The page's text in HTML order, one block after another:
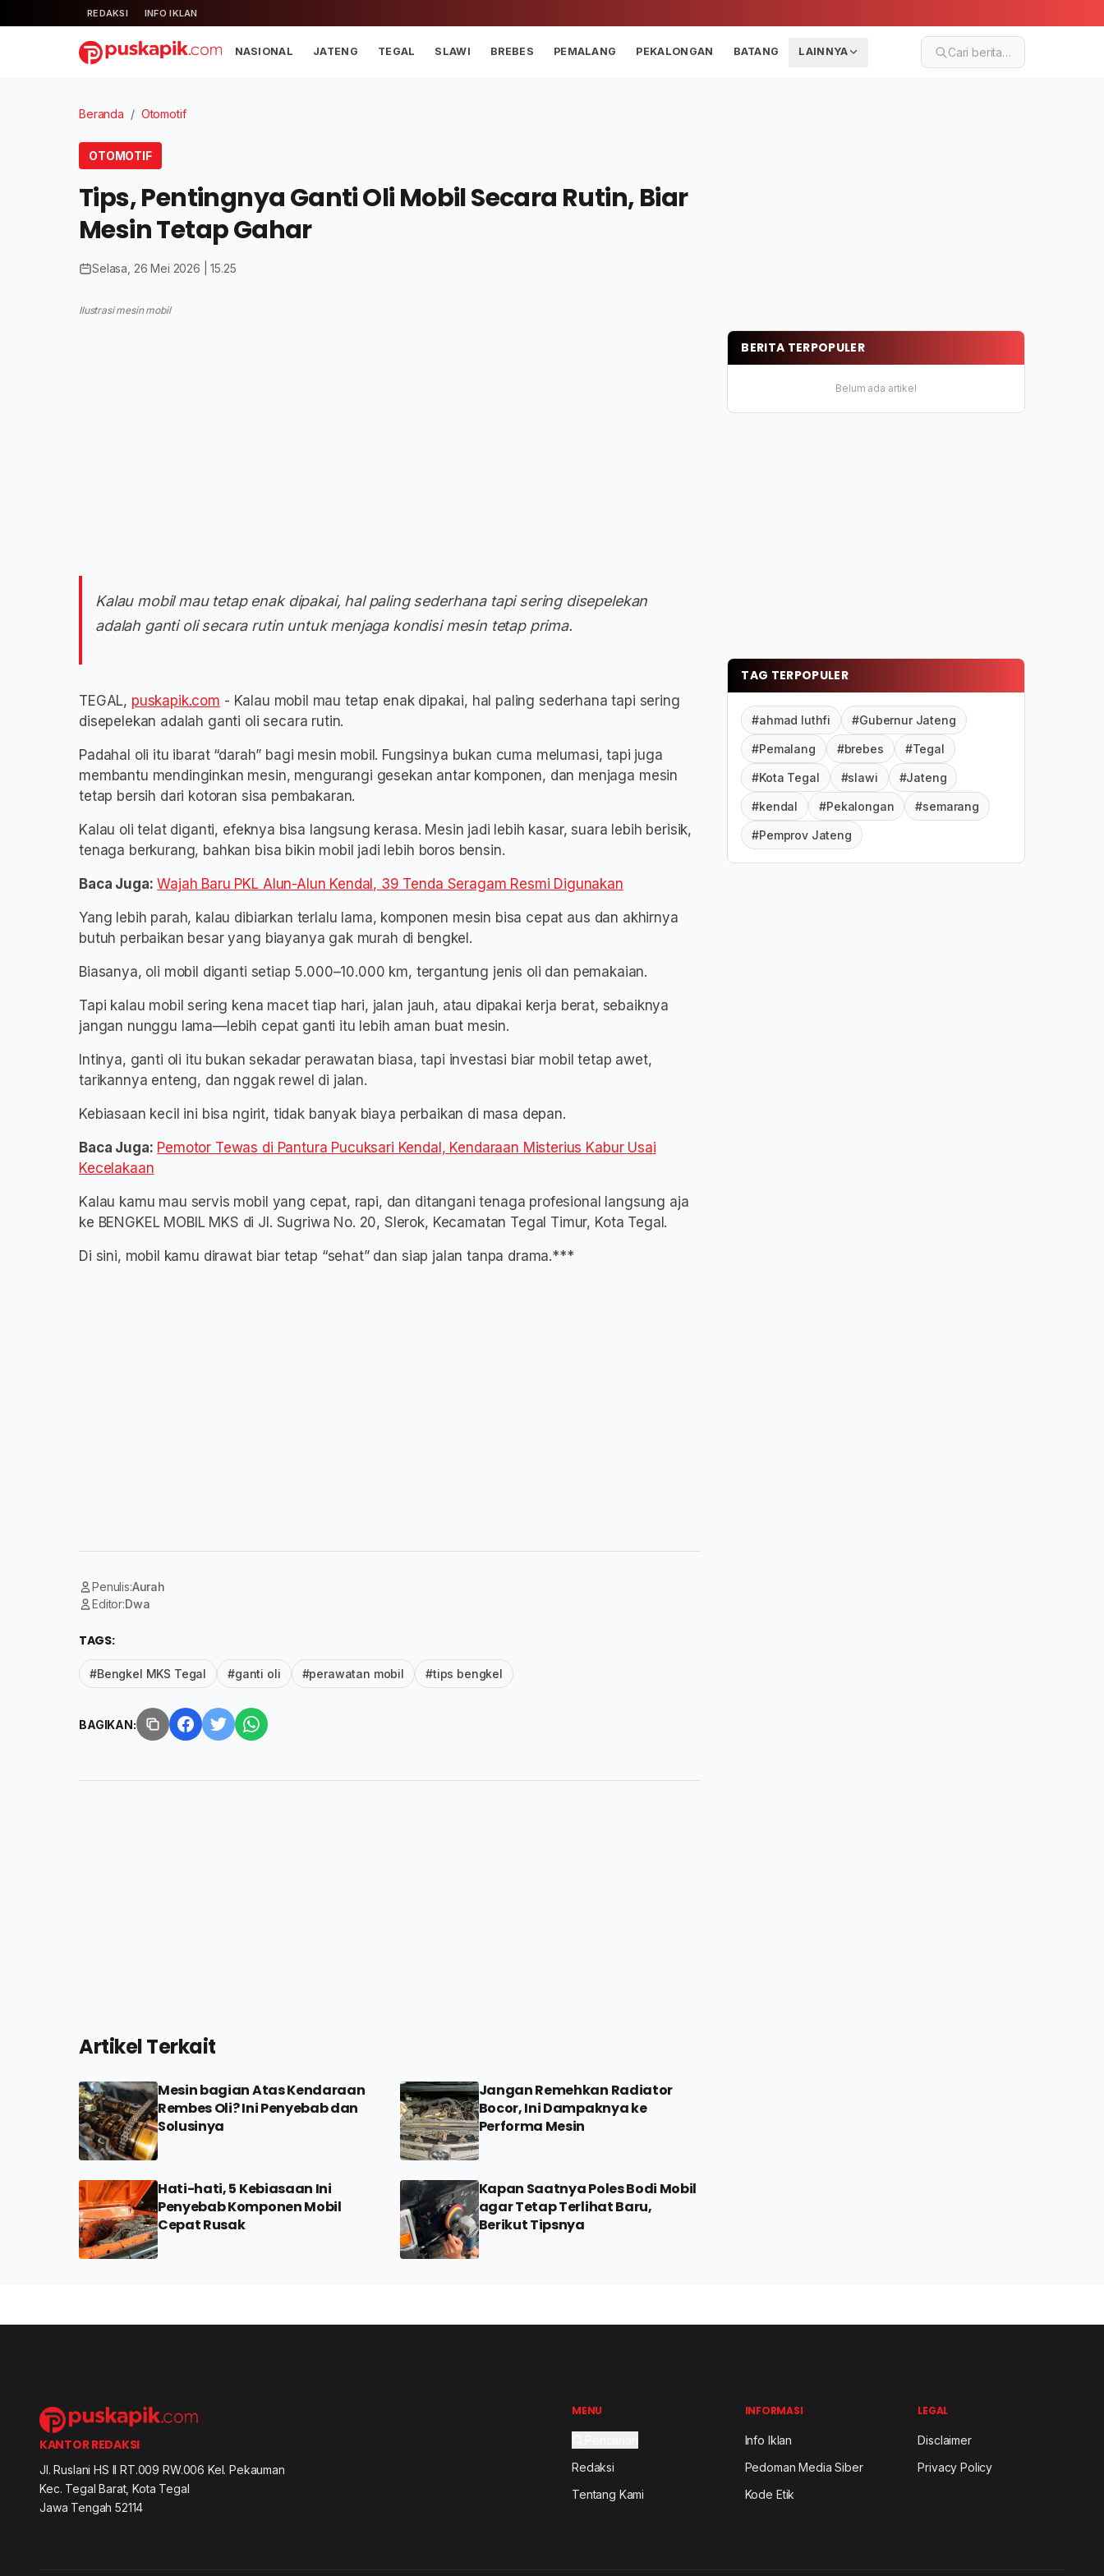
REDAKSI INFO IKLAN
NASIONAL JATENG TEGAL SLAWI BREBES PEMALANG PEKALONGAN BATANG LAINNYA Cari berita…
Beranda / Otomotif
OTOMOTIF
Tips, Pentingnya Ganti Oli Mobil Secara Rutin, Biar
Mesin Tetap Gahar
Selasa, 26 Mei 2026 | 15.25
Ilustrasi mesin mobil
Kalau mobil mau tetap enak dipakai, hal paling sederhana tapi sering disepelekan
adalah ganti oli secara rutin untuk menjaga kondisi mesin tetap prima.
TEGAL, puskapik.com - Kalau mobil mau tetap enak dipakai, hal paling sederhana tapi sering
disepelekan adalah ganti oli secara rutin.
Padahal oli itu ibarat “darah” bagi mesin mobil. Fungsinya bukan cuma melumasi, tapi juga
membantu mendinginkan mesin, mengurangi gesekan antar komponen, dan menjaga mesin
tetap bersih dari kotoran sisa pembakaran.
Kalau oli telat diganti, efeknya bisa langsung kerasa. Mesin jadi lebih kasar, suara lebih berisik,
tenaga berkurang, bahkan bisa bikin mobil jadi lebih boros bensin.
Baca Juga: Wajah Baru PKL Alun-Alun Kendal, 39 Tenda Seragam Resmi Digunakan
Yang lebih parah, kalau dibiarkan terlalu lama, komponen mesin bisa cepat aus dan akhirnya
butuh perbaikan besar yang biayanya gak murah di bengkel.
Biasanya, oli mobil diganti setiap 5.000–10.000 km, tergantung jenis oli dan pemakaian.
Tapi kalau mobil sering kena macet tiap hari, jalan jauh, atau dipakai kerja berat, sebaiknya
jangan nunggu lama—lebih cepat ganti itu lebih aman buat mesin.
Intinya, ganti oli itu bukan sekadar perawatan biasa, tapi investasi biar mobil tetap awet,
tarikannya enteng, dan nggak rewel di jalan.
Kebiasaan kecil ini bisa ngirit, tidak banyak biaya perbaikan di masa depan.
Baca Juga: Pemotor Tewas di Pantura Pucuksari Kendal, Kendaraan Misterius Kabur Usai
Kecelakaan
Kalau kamu mau servis mobil yang cepat, rapi, dan ditangani tenaga profesional langsung aja
ke BENGKEL MOBIL MKS di Jl. Sugriwa No. 20, Slerok, Kecamatan Tegal Timur, Kota Tegal.
Di sini, mobil kamu dirawat biar tetap “sehat” dan siap jalan tanpa drama.***
Penulis:Aurah
Editor:Dwa
TAGS:
#Bengkel MKS Tegal #ganti oli #perawatan mobil #tips bengkel
BAGIKAN:
Artikel Terkait
Mesin bagian Atas Kendaraan
Rembes Oli? Ini Penyebab dan
Solusinya
Jangan Remehkan Radiator
Bocor, Ini Dampaknya ke
Performa Mesin
Hati-hati, 5 Kebiasaan Ini
Penyebab Komponen Mobil
Cepat Rusak
Kapan Saatnya Poles Bodi Mobil
agar Tetap Terlihat Baru,
Berikut Tipsnya
BERITA TERPOPULER
Belum ada artikel
TAG TERPOPULER
#ahmad luthfi #Gubernur Jateng
#Pemalang #brebes #Tegal
#Kota Tegal #slawi #Jateng
#kendal #Pekalongan #semarang
#Pemprov Jateng
KANTOR REDAKSI
Jl. Ruslani HS II RT.009 RW.006 Kel. Pekauman
Kec. Tegal Barat, Kota Tegal
Jawa Tengah 52114
MENU
Redaksi
Tentang Kami
INFORMASI
Info Iklan
Pedoman Media Siber
Kode Etik
LEGAL
Disclaimer
Privacy Policy